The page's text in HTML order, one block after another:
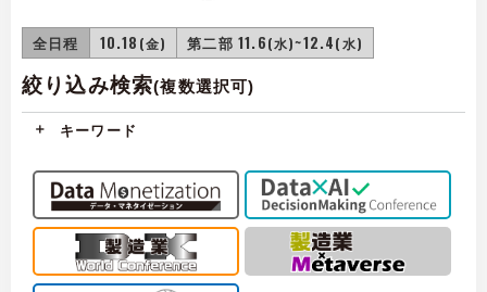
全日程 10.18 (金) 第二部 11.6(水)~12.4(水)
絞り込み検索(複数選択可)
キーワード